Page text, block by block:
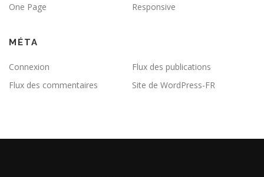
One Page
Responsive
MÉTA
Connexion
Flux des publications
Flux des commentaires
Site de WordPress-FR